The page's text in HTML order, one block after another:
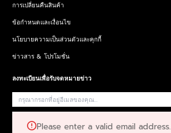
การเปลี่ยนคืนสินค้า
ข้อกำหนดและเงื่อนไข
นโยบายความเป็นส่วนตัวและคุกกี้
ข่าวสาร & โปรโมชั่น
ลงทะเบียนเพื่อรับจดหมายข่าว
Please enter a valid email address.